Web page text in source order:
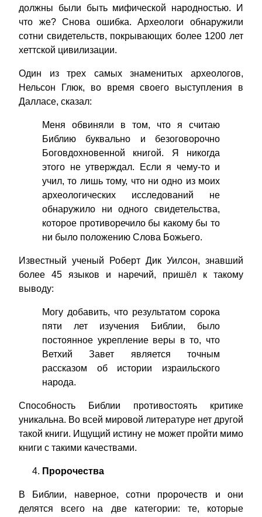
должны были быть мифической народностью. И
что же? Снова ошибка. Археологи обнаружили
сотни свидетельств, покрывающих более 1200 лет
хеттской цивилизации.
Один из трех самых знаменитых археологов,
Нельсон Глюк, во время своего выступления в
Далласе, сказал:
Меня обвиняли в том, что я считаю
Библию буквально и безоговорочно
Боговдохновенной книгой. Я никогда
этого не утверждал. Если я чему-то и
учил, то лишь тому, что ни одно из моих
археологических исследований не
обнаружило ни одного свидетельства,
которое противоречило бы какому бы то
ни было положению Слова Божьего.
Известный ученый Роберт Дик Уилсон, знавший
более 45 языков и наречий, пришёл к такому
выводу:
Могу добавить, что результатом сорока
пяти лет изучения Библии, было
постоянное укрепление веры в то, что
Ветхий Завет является точным
рассказом об истории израильского
народа.
Способность Библии противостоять критике
уникальна. Во всей мировой литературе нет другой
такой книги. Ищущий истину не может пройти мимо
книги с такими качествами.
Пророчества
В Библии, наверное, сотни пророчеств и они
делятся всего на две категории: те, которые